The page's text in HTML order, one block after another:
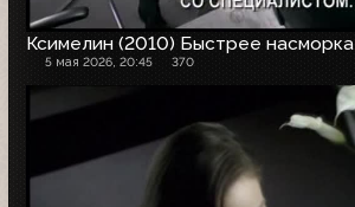
Ксимелин (2010) Быстрее насморка
5 мая 2026, 20:45 370